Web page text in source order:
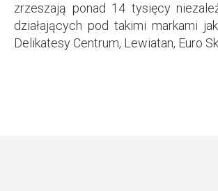
zrzeszają ponad 14 tysięcy
działających pod takimi markami
Delikatesy Centrum, Lewiatan, Euro